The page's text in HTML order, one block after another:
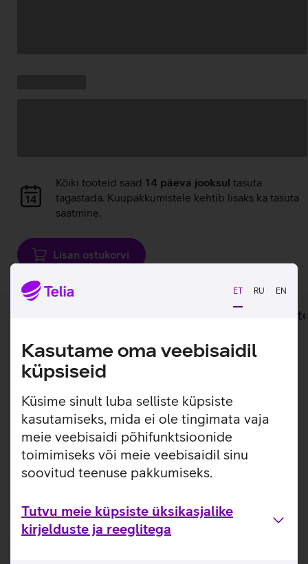
ET RU EN
Kasutame oma veebisaidil
küpsiseid
Küsime sinult luba selliste küpsiste
kasutamiseks, mida ei ole tingimata vaja
meie veebisaidi põhifunktsioonide
toimimiseks või meie veebisaidil sinu
soovitud teenuse pakkumiseks.
Tutvu meie küpsiste üksikasjalike
kirjelduste ja reeglitega
Andmete
laadimine
Kõiki tooteid saad 14 päeva jooksul tasuta
tagastada. Kuupakkumistele kehtib lisaks ka tasuta
saatmine.
Lisan ostukorvi
Lisainfo
Kompaktne väline kõvaketas, mida on mugav
endaga kõikjal kaasas kanda.
Toshiba Canvio Flex väline kõvaketas on usaldusväärne
töövahend talletamaks kindlalt oma pilte, videoid, muusikat
ja dokumente. Tänu oma väiksele ja kompaktsele disainile
on seadet mugav endaga kõikjal kaasas kanda. Komplektis
olevad USB‑C ja USB‑A kaablid võimaldavad mugavat
ühendamist mitmesuguste seadmetega.
Kasulikud lingid